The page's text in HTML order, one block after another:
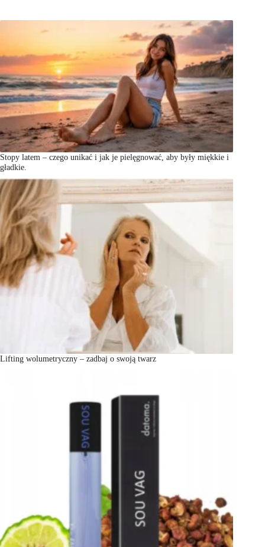
Stopy latem – czego unikać i jak je pielęgnować, aby były miękkie i
gładkie.
Lifting wolumetryczny – zadbaj o swoją twarz